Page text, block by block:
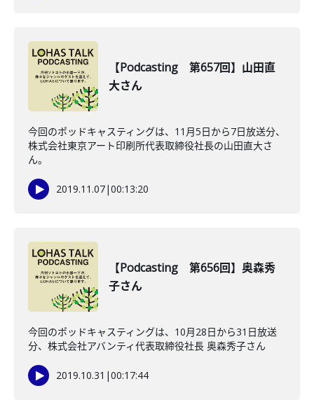
【Podcasting 第657回】山田直
大さん
今回のポッドキャスティングは、11月5日から7日放送分、
株式会社東京アート印刷所代表取締役社長の山田直大さ
ん。
2019.11.07|00:13:20
【Podcasting 第656回】奥森秀
子さん
今回のポッドキャスティングは、10月28日から31日放送
分、株式会社アバンティ代表取締役社長 奥森秀子さん
2019.10.31 |00:17:44